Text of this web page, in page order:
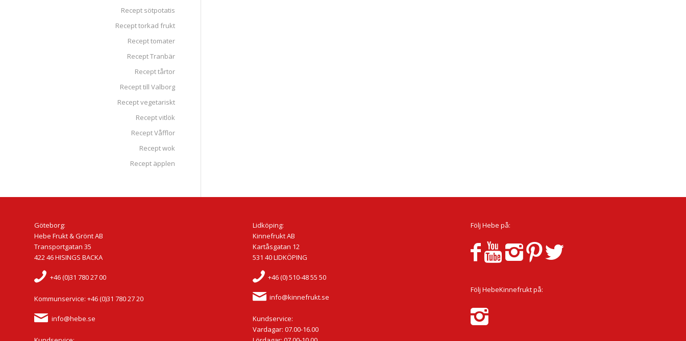
Recept sötpotatis
Recept torkad frukt
Recept tomater
Recept Tranbär
Recept tårtor
Recept till Valborg
Recept vegetariskt
Recept vitlök
Recept Våfflor
Recept wok
Recept äpplen
Göteborg:
Hebe Frukt & Grönt AB
Transportgatan 35
422 46 HISINGS BACKA
+46 (0)31 780 27 00
Kommunservice: +46 (0)31 780 27 20
info@hebe.se
Lidköping:
Kinnefrukt AB
Kartåsgatan 12
531 40 LIDKÖPING
+46 (0) 510-48 55 50
info@kinnefrukt.se
Kundservice:
Vardagar: 07.00-16.00
Följ Hebe på:
Följ HebeKinnefrukt på: